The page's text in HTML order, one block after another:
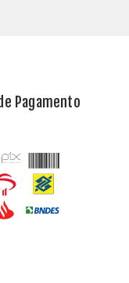
Pagamento